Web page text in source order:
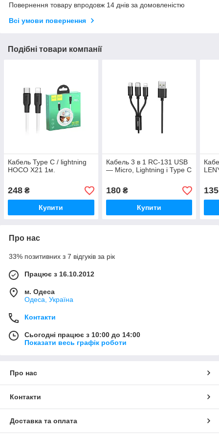
Повернення товару впродовж 14 днів за домовленістю
Всі умови повернення
Подібні товари компанії
Кабель Type C / lightning
HOCO X21 1м.
248 ₴
Купити
Кабель 3 в 1 RC-131 USB
— Micro, Lightning і Type C
180₴
Купити
135
Про нас
33% позитивних з 7 відгуків за рік
Працює з 16.10.2012
м. Одеса
Одеса, Україна
Контакти
Сьогодні працює з 10:00 до 14:00
Показати весь графік роботи
Про нас
Контакти
Доставка та оплата